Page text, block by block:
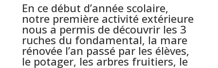
En ce début d’année scolaire,
notre première activité extérieure
nous a permis de découvrir les 3
ruches du fondamental, la mare
rénovée l’an passé par les élèves,
le potager, les arbres fruitiers, le